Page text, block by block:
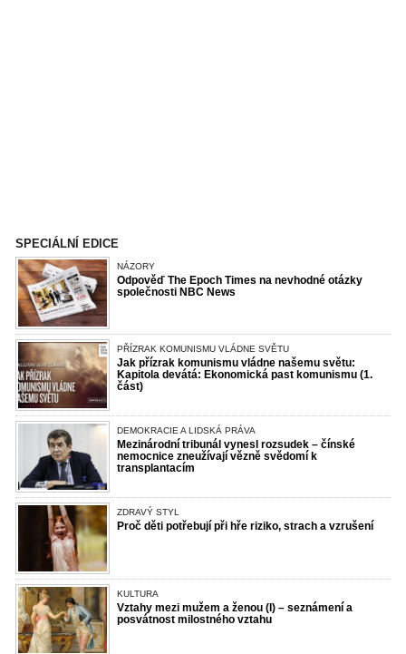
SPECIÁLNÍ EDICE
NÁZORY
Odpověď The Epoch Times na nevhodné otázky
společnosti NBC News
PŘÍZRAK KOMUNISMU VLÁDNE SVĚTU
Jak přízrak komunismu vládne našemu světu:
Kapitola devátá: Ekonomická past komunismu (1.
část)
DEMOKRACIE A LIDSKÁ PRÁVA
Mezinárodní tribunál vynesl rozsudek – čínské
nemocnice zneužívají vězně svědomí k
transplantacím
ZDRAVÝ STYL
Proč děti potřebují při hře riziko, strach a vzrušení
KULTURA
Vztahy mezi mužem a ženou (I) – seznámení a
posvátnost milostného vztahu